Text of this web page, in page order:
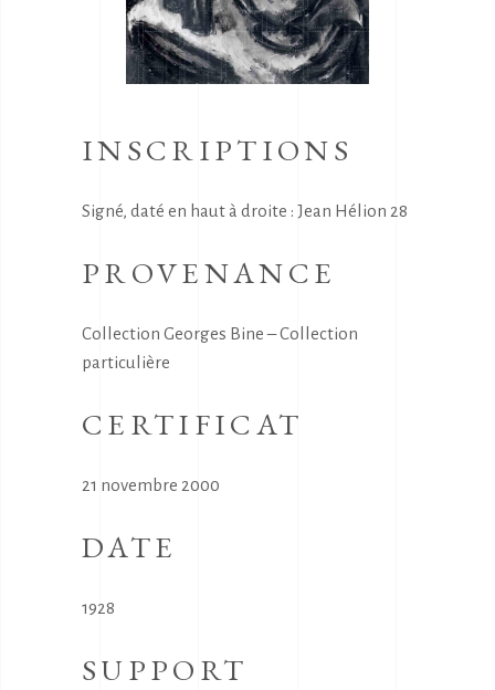
INSCRIPTIONS
Signé, daté en haut à droite : Jean Hélion 28
PROVENANCE
Collection Georges Bine – Collection
particulière
CERTIFICAT
21 novembre 2000
DATE
1928
SUPPORT